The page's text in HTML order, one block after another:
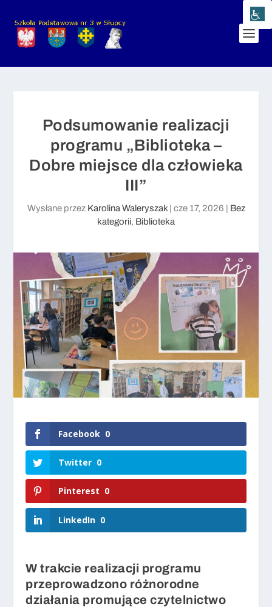
Podsumowanie realizacji
programu „Biblioteka –
Dobre miejsce dla człowieka
III”
Wysłane przez Karolina Waleryszak| cze 17, 2026
Bez
kategorii, Biblioteka
Facebook 0
Twitter 0
Pinterest 0
LinkedIn 0
W trakcie realizacji programu
przeprowadzono różnorodne
działania promujące czytelnictwo